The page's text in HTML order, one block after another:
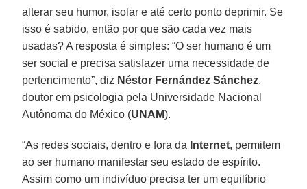
alterar seu humor, isolar e até certo ponto deprimir. Se
isso é sabido, então por que são cada vez mais
usadas? A resposta é simples: “O ser humano é um
ser social e precisa satisfazer uma necessidade de
pertencimento”, diz Néstor Fernández Sánchez,
doutor em psicologia pela Universidade Nacional
Autônoma do México (UNAM).
“As redes sociais, dentro e fora da Internet, permitem
ao ser humano manifestar seu estado de espírito.
Assim como um indivíduo precisa ter um equilíbrio